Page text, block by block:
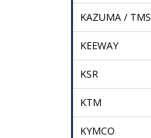
KAZUMA / TMS
KEEWAY
KSR
KTM
KYMCO